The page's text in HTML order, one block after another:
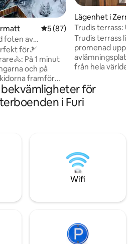
5 av 5 i genomsnittligt
5 (87)
foten av
för🎿
På 1 minut
och på
framför
och cyklister
otaliga
väntar på
stanna kvar. På
och
Lägenhet i
Trudis terrass:
Trudis terrass
promenad upp
från hela världen
tre mysiga,
sovrum. Vi har två moderna badrum.
Vårt kök är
av uppförandet
bekvämligheter för
i Furi
Wifi